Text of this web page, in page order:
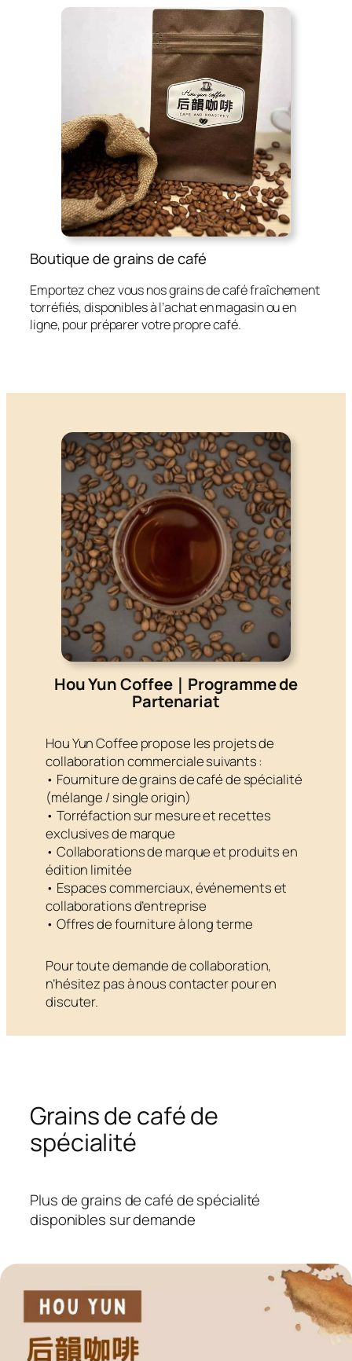
Boutique de grains de café
Emportez chez vous nos grains de café fraîchement
torréfiés, disponibles à l’achat en magasin ou en
ligne, pour préparer votre propre café.
Hou Yun Coffee｜Programme de
Partenariat
Hou Yun Coffee propose les projets de
collaboration commerciale suivants :
• Fourniture de grains de café de spécialité
(mélange / single origin)
• Torréfaction sur mesure et recettes
exclusives de marque
• Collaborations de marque et produits en
édition limitée
• Espaces commerciaux, événements et
collaborations d’entreprise
• Offres de fourniture à long terme
Pour toute demande de collaboration,
n’hésitez pas à nous contacter pour en
discuter.
Grains de café de
spécialité
Plus de grains de café de spécialité
disponibles sur demande